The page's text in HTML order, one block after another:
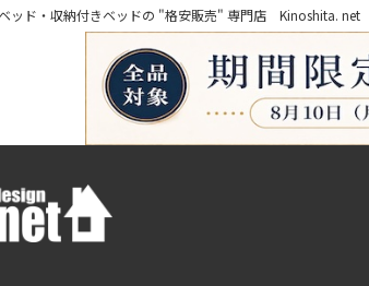
ッド・収納付きベッドの "格安販売" 専門店 Kinoshita. net